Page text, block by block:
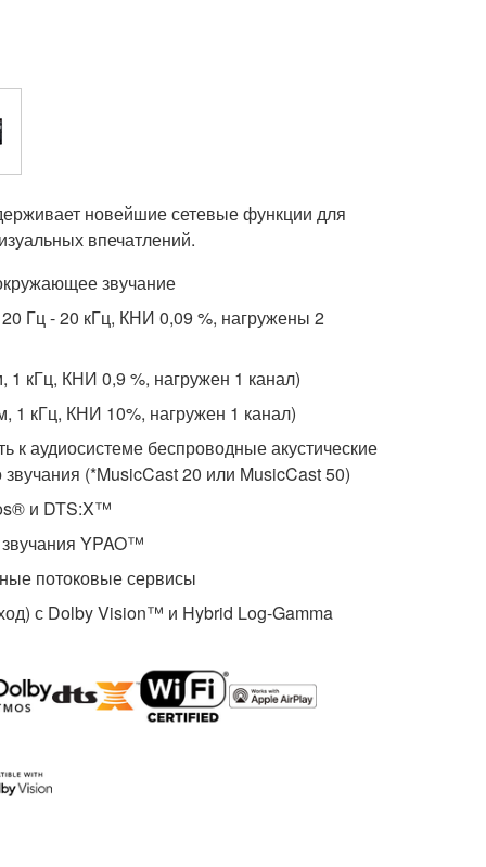
новейшие сетевые функции для
впечатлений.
звучание
Гц - 20 кГц, КНИ 0,09 %, нагружены 2
1 кГц, КНИ 0,9 %, нагружен 1 канал)
1 кГц, КНИ 10%, нагружен 1 канал)
к аудиосистеме беспроводные акустические
(*MusicCast 20 или MusicCast 50)
и DTS:X™
YPAO™
потоковые сервисы
с Dolby Vision™ и Hybrid Log-Gamma